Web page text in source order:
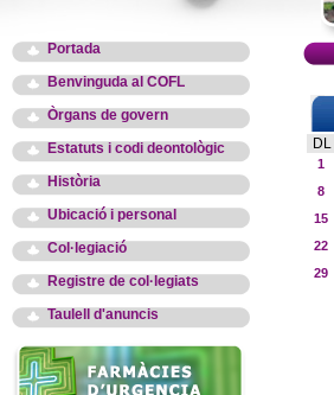
Portada
Benvinguda al COFL
Òrgans de govern
Estatuts i codi deontològic
Història
Ubicació i personal
Col·legiació
Registre de col·legiats
Taulell d'anuncis
DL
1
8
15
22
29